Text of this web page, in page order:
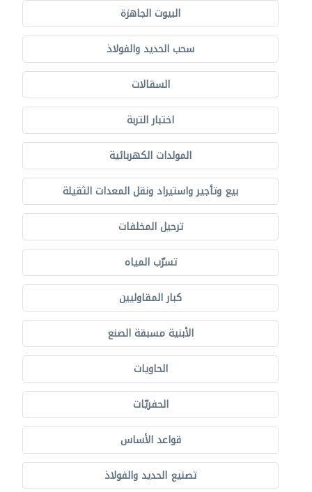
البيوت الجاهزة
سحب الحديد والفولاذ
السقالات
اختبار التربة
المولدات الكهربائية
بيع وتأجير واستيراد ونقل المعدات الثقيلة
ترحيل المخلفات
تسرّب المياه
كبار المقاوليين
الأبنية مسبقة الصنع
الحاويات
الحفريّات
قواعد الأساس
تصنيع الحديد والفولاذ